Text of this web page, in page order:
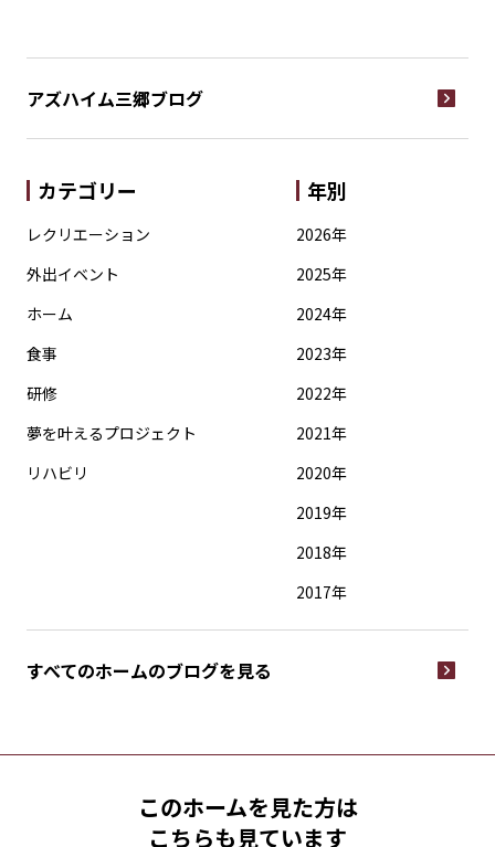
アズハイム三郷ブログ
カテゴリー
レクリエーション
外出イベント
ホーム
食事
研修
夢を叶えるプロジェクト
リハビリ
年別
2026年
2025年
2024年
2023年
2022年
2021年
2020年
2019年
2018年
2017年
すべてのホームのブログを見る
このホームを見た方は
こちらも見ています